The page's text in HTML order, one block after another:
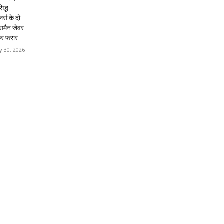
के दो
जेवर
फरार
30, 2026